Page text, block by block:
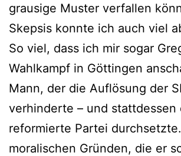
grausige Muster verfallen
Skepsis konnte ich auch viel
So viel, dass ich mir sogar
Wahlkampf in Göttingen
Mann, der die Auflösung der
verhinderte – und stattdessen
reformierte Partei
moralischen Gründen, die er